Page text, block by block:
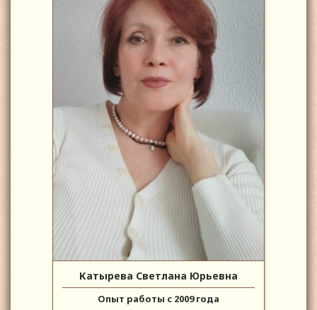
Катырева Светлана Юрьевна
Опыт работы с 2009 года